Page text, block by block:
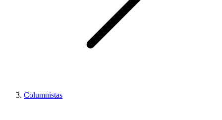
Columnistas